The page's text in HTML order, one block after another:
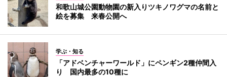
和歌山城公園動物園の新入りツキノワグマの名前と
絵を募集 来春公開へ
学ぶ・知る
「アドベンチャーワールド」にペンギン2種仲間入
り 国内最多の10種に